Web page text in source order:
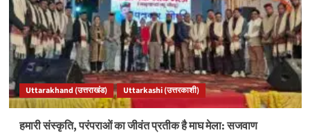
Uttarakhand (उत्तराखंड) Uttarkashi (उत्तरकाशी)
हमारी संस्कृति, परंपराओं का जीवंत प्रतीक है माघ मेला: सजवाण